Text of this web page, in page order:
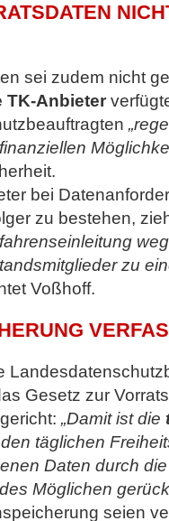
sei zudem nicht
TK-Anbieter
bei
zu bestehen,
zu
Voßhoff.
Gesetz zur
„Damit ist die
täglichen
Daten durch
Möglichen
seien